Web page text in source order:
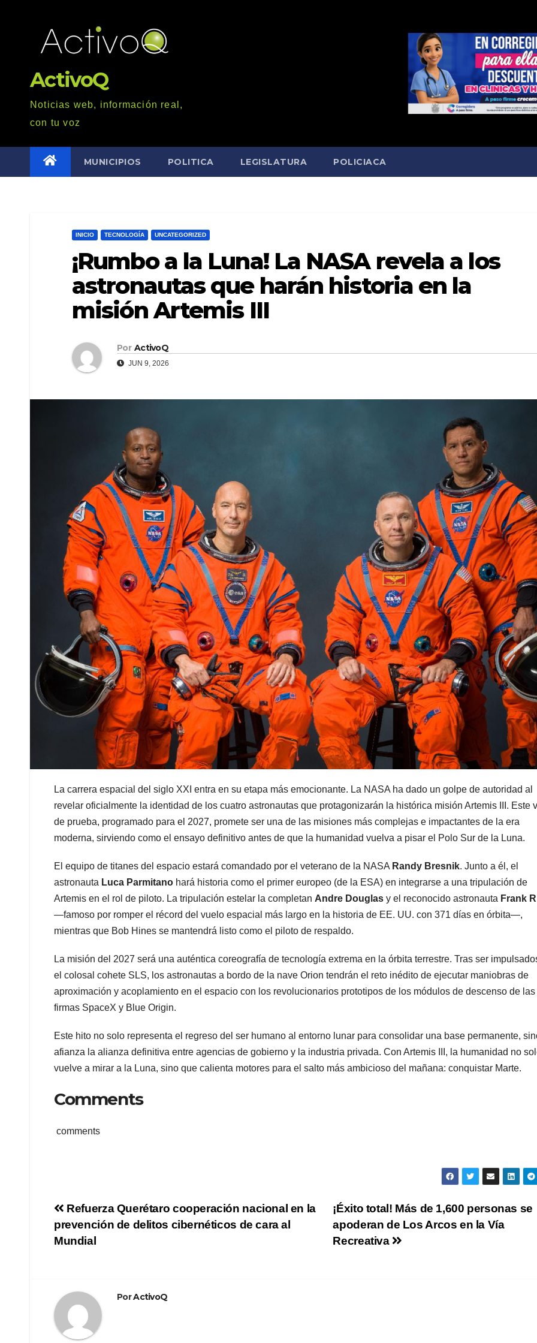
ActivoQ
Noticias web, información real,
con tu voz
MUNICIPIOS POLITICA LEGISLATURA POLICIACA
INICIO TECNOLOGÍA UNCATEGORIZED
¡Rumbo a la Luna! La NASA revela a los
astronautas que harán historia en la
misión Artemis III
Por ActivoQ
JUN 9, 2026
La carrera espacial del siglo XXI entra en su etapa más emocionante. La NASA ha dado un golpe de autoridad al
revelar oficialmente la identidad de los cuatro astronautas que protagonizarán la histórica misión Artemis III. Este
de prueba, programado para el 2027, promete ser una de las misiones más complejas e impactantes de la era
moderna, sirviendo como el ensayo definitivo antes de que la humanidad vuelva a pisar el Polo Sur de la Luna.
El equipo de titanes del espacio estará comandado por el veterano de la NASA Randy Bresnik. Junto a él, el
astronauta Luca Parmitano hará historia como el primer europeo (de la ESA) en integrarse a una tripulación de
Artemis en el rol de piloto. La tripulación estelar la completan Andre Douglas y el reconocido astronauta Frank
—famoso por romper el récord del vuelo espacial más largo en la historia de EE. UU. con 371 días en órbita—,
mientras que Bob Hines se mantendrá listo como el piloto de respaldo.
La misión del 2027 será una auténtica coreografía de tecnología extrema en la órbita terrestre. Tras ser
el colosal cohete SLS, los astronautas a bordo de la nave Orion tendrán el reto inédito de ejecutar maniobras de
aproximación y acoplamiento en el espacio con los revolucionarios prototipos de los módulos de descenso de las
firmas SpaceX y Blue Origin.
Este hito no solo representa el regreso del ser humano al entorno lunar para consolidar una base permanente,
afianza la alianza definitiva entre agencias de gobierno y la industria privada. Con Artemis III, la humanidad no
vuelve a mirar a la Luna, sino que calienta motores para el salto más ambicioso del mañana: conquistar Marte.
Comments
comments
Navegación
de
¡Éxito total! Más de 1,600 personas se
apoderan de Los Arcos en la Vía
Recreativa
Refuerza Querétaro cooperación nacional en la
prevención de delitos cibernéticos de cara al
Mundial
PorActivoQ